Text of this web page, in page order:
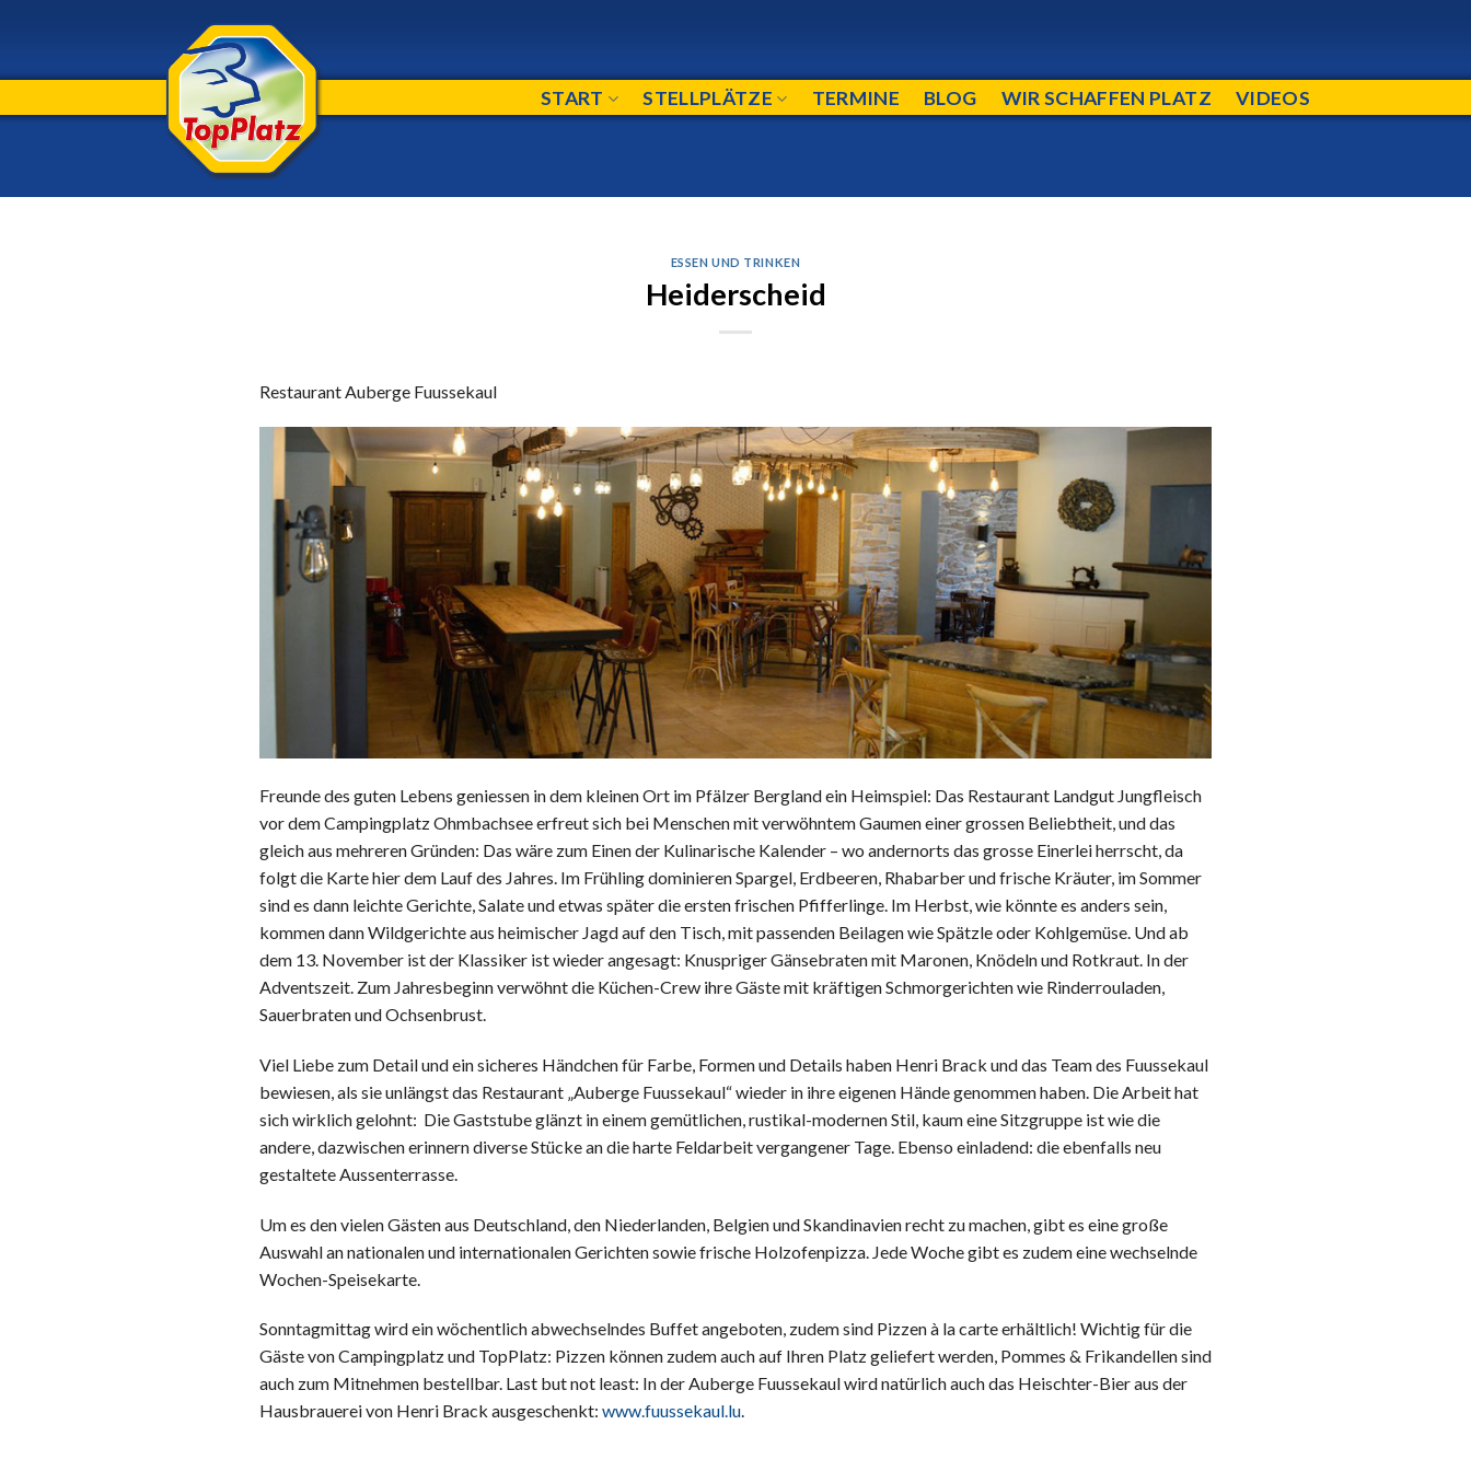
START STELLPLÄTZE TERMINE BLOG WIR SCHAFFEN PLATZ VIDEOS
ESSEN UND TRINKEN
Heiderscheid
Restaurant Auberge Fuussekaul
Freunde des guten Lebens geniessen in dem kleinen Ort im Pfälzer Bergland ein Heimspiel: Das Restaurant Landgut Jungfleisch
vor dem Campingplatz Ohmbachsee erfreut sich bei Menschen mit verwöhntem Gaumen einer grossen Beliebtheit, und das
gleich aus mehreren Gründen: Das wäre zum Einen der Kulinarische Kalender – wo andernorts das grosse Einerlei herrscht, da
folgt die Karte hier dem Lauf des Jahres. Im Frühling dominieren Spargel, Erdbeeren, Rhabarber und frische Kräuter, im Sommer
sind es dann leichte Gerichte, Salate und etwas später die ersten frischen Pfifferlinge. Im Herbst, wie könnte es anders sein,
kommen dann Wildgerichte aus heimischer Jagd auf den Tisch, mit passenden Beilagen wie Spätzle oder Kohlgemüse. Und ab
dem 13. November ist der Klassiker ist wieder angesagt: Knuspriger Gänsebraten mit Maronen, Knödeln und Rotkraut. In der
Adventszeit. Zum Jahresbeginn verwöhnt die Küchen-Crew ihre Gäste mit kräftigen Schmorgerichten wie Rinderrouladen,
Sauerbraten und Ochsenbrust.
Viel Liebe zum Detail und ein sicheres Händchen für Farbe, Formen und Details haben Henri Brack und das Team des Fuussekaul
bewiesen, als sie unlängst das Restaurant „Auberge Fuussekaul“ wieder in ihre eigenen Hände genommen haben. Die Arbeit hat
sich wirklich gelohnt: Die Gaststube glänzt in einem gemütlichen, rustikal-modernen Stil, kaum eine Sitzgruppe ist wie die
andere, dazwischen erinnern diverse Stücke an die harte Feldarbeit vergangener Tage. Ebenso einladend: die ebenfalls neu
gestaltete Aussenterrasse.
Um es den vielen Gästen aus Deutschland, den Niederlanden, Belgien und Skandinavien recht zu machen, gibt es eine große
Auswahl an nationalen und internationalen Gerichten sowie frische Holzofenpizza. Jede Woche gibt es zudem eine wechselnde
Wochen-Speisekarte.
Sonntagmittag wird ein wöchentlich abwechselndes Buffet angeboten, zudem sind Pizzen à la carte erhältlich! Wichtig für die
Gäste von Campingplatz und TopPlatz: Pizzen können zudem auch auf Ihren Platz geliefert werden, Pommes & Frikandellen sind
auch zum Mitnehmen bestellbar. Last but not least: In der Auberge Fuussekaul wird natürlich auch das Heischter-Bier aus der
Hausbrauerei von Henri Brack ausgeschenkt: www.fuussekaul.lu.